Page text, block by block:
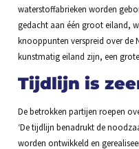
waterstoffabrieken worden
gedacht aan één groot eiland,
knooppunten verspreid over de
kunstmatig eiland zijn, een
Tijdlijn is
De betrokken partijen roepen
‘De tijdlijn benadrukt de
worden ontwikkeld en